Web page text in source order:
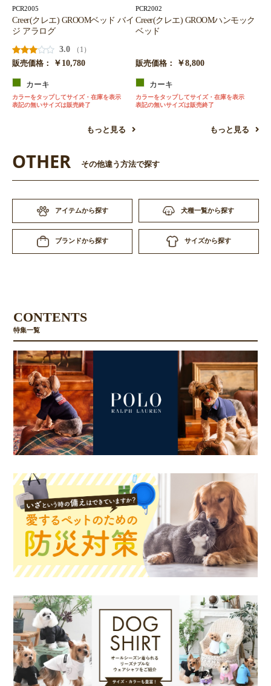
PCR2005
Creer(クレエ) GROOMベッド バイ
ジ アラログ
3.0
（1）
販売価格：
￥10,780
カーキ
カラーをタップしてサイズ・在庫を表示
表記の無いサイズは販売終了
もっと見る
PCR2002
Creer(クレエ) GROOMハンモック
ベッド
販売価格： ￥8,800
カーキ
カラーをタップしてサイズ・在庫を表示
表記の無いサイズは販売終了
もっと見る
OTHER その他違う方法で探す
アイテムから探す 犬種一覧から探す
ブランドから探す サイズから探す
CONTENTS
特集一覧